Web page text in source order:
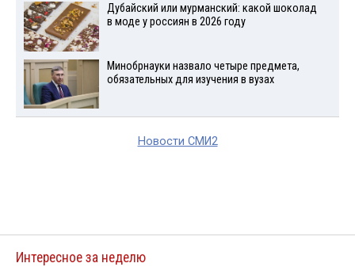
Дубайский или мурманский: какой шоколад
в моде у россиян в 2026 году
Минобрнауки назвало четыре предмета,
обязательных для изучения в вузах
Новости СМИ2
Интересное за неделю